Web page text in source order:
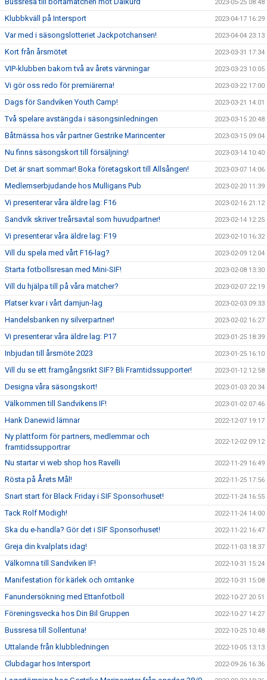
2023-05-25 08:48
Klubbkväll på Intersport 2023-04-17 16:29
Var med i säsongslotteriet Jackpotchansen! 2023-04-04 23:13
Kort från årsmötet 2023-03-31 17:34
VIP-klubben bakom två av årets värvningar 2023-03-23 10:05
Vi gör oss redo för premiärerna! 2023-03-22 17:00
Dags för Sandviken Youth Camp! 2023-03-21 14:01
Två spelare avstängda i säsongsinledningen 2023-03-15 20:48
Båtmässa hos vår partner Gestrike Marincenter 2023-03-15 09:04
Nu finns säsongskort till försäljning! 2023-03-14 10:40
Det är snart sommar! Boka företagskort till Allsången! 2023-03-07 14:06
Medlemserbjudande hos Mulligans Pub 2023-02-20 11:39
Vi presenterar våra äldre lag: F16 2023-02-16 21:12
Sandvik skriver treårsavtal som huvudpartner! 2023-02-14 12:25
Vi presenterar våra äldre lag: F19 2023-02-10 16:32
Vill du spela med vårt F16-lag? 2023-02-09 12:04
Starta fotbollsresan med Mini-SIF! 2023-02-08 13:30
Vill du hjälpa till på våra matcher? 2023-02-07 22:19
Platser kvar i vårt damjun-lag 2023-02-03 09:33
Handelsbanken ny silverpartner! 2023-02-02 16:27
Vi presenterar våra äldre lag: P17 2023-01-25 18:39
Inbjudan till årsmöte 2023 2023-01-25 16:10
Vill du se ett framgångsrikt SIF? Bli Framtidssupporter! 2023-01-12 12:58
Designa våra säsongskort! 2023-01-03 20:34
Välkommen till Sandvikens IF! 2023-01-02 07:46
Hank Danewid lämnar 2022-12-07 19:17
Ny plattform för partners, medlemmar och
framtidssupportrar
2022-12-02 09:12
Nu startar vi web shop hos Ravelli 2022-11-29 16:49
Rösta på Årets Mål! 2022-11-25 17:56
Snart start för Black Friday i SIF Sponsorhuset! 2022-11-24 16:55
Tack Rolf Modigh! 2022-11-24 14:00
Ska du e-handla? Gör det i SIF Sponsorhuset! 2022-11-22 16:47
Greja din kvalplats idag! 2022-11-03 18:37
Välkomna till Sandviken IF! 2022-10-31 15:24
Manifestation för kärlek och omtanke 2022-10-31 15:08
Fanundersökning med Ettanfotboll 2022-10-27 20:51
Föreningsvecka hos Din Bil Gruppen 2022-10-27 14:27
Bussresa till Sollentuna! 2022-10-25 10:48
Uttalande från klubbledningen 2022-10-05 13:13
Clubdagar hos Intersport 2022-09-26 16:36